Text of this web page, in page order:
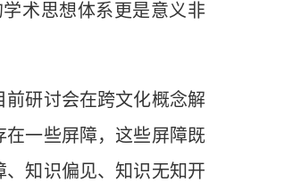
术思想体系更是意义非
研讨会在跨文化概念解
一些屏障，这些屏障既
知识偏见、知识无知开